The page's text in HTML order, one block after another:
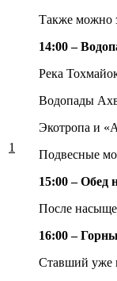
1
Также можно
14:00 –
Река
Водопады
Экотропа и
Подвесные
15:00 – Обед
После
16:00 –
Ставший уже